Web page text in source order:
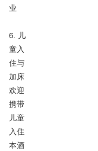
业
6. 儿
童入
住与
加床
欢迎
携带
儿童
入住
本酒